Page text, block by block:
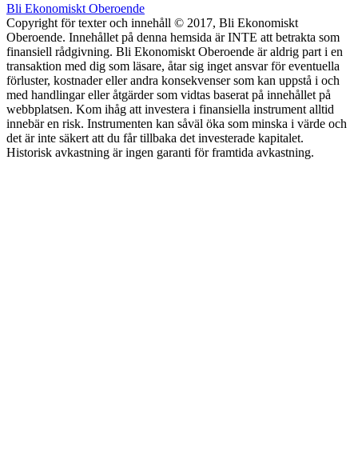
Bli Ekonomiskt Oberoende
Copyright för texter och innehåll © 2017, Bli Ekonomiskt
Oberoende. Innehållet på denna hemsida är INTE att betrakta som
finansiell rådgivning. Bli Ekonomiskt Oberoende är aldrig part i en
transaktion med dig som läsare, åtar sig inget ansvar för eventuella
förluster, kostnader eller andra konsekvenser som kan uppstå i och
med handlingar eller åtgärder som vidtas baserat på innehållet på
webbplatsen. Kom ihåg att investera i finansiella instrument alltid
innebär en risk. Instrumenten kan såväl öka som minska i värde och
det är inte säkert att du får tillbaka det investerade kapitalet.
Historisk avkastning är ingen garanti för framtida avkastning.